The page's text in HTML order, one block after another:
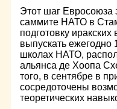
Этот шаг
саммите НАТО в
подготовку
выпускать ежегодно
школах НАТО,
альянса де Хоопа
того, в сентябре в
сосредоточены
теоретических